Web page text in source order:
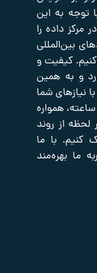
صفحه
اصلی
فروشگاه
درباره
ما
تماس
با
ما
بانک
مقالات
اکتیو
شبکه
تایم
سرور
پسیو
شبکه
حفاظت
پیرامونی